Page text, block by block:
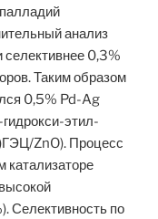
анализ
селективнее 0,3%
Таким образом
0,5% Pd-Ag
этил-
ZnO). Процесс
катализаторе
Селективность по